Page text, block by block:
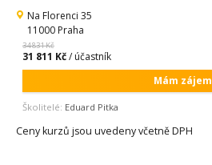
Na Florenci 35
11000 Praha
34 831 Kč
31 811 Kč/ účastník
Mám zájem
Školitelé: Eduard Pitka
Ceny kurzů jsou uvedeny včetně DPH